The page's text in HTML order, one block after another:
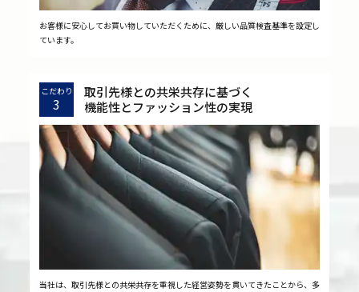
お客様に安心してお買い物していただくために、厳しい品質検査基準を設定し
ています。
こだわり
3
取引先様との共栄共存に基づく
機能性とファッション性の実現
当社は、取引先様との共栄共存を重視した経営姿勢を貫いてきたことから、多